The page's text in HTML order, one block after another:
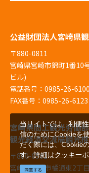
公益財団法人宮崎県
〒880-0811
宮崎県宮崎市錦町1番10
ビル)
電話番号：0985-26-6100
FAX番号：0985-26-6123
宮崎県商工観光労働部
観光経済交流局観光
〒880-8501
宮崎県宮崎市橘通東2丁
当サイトでは、利便
信のためにCookieを
だく際には、Cookie
す。詳細はクッキー
同意する